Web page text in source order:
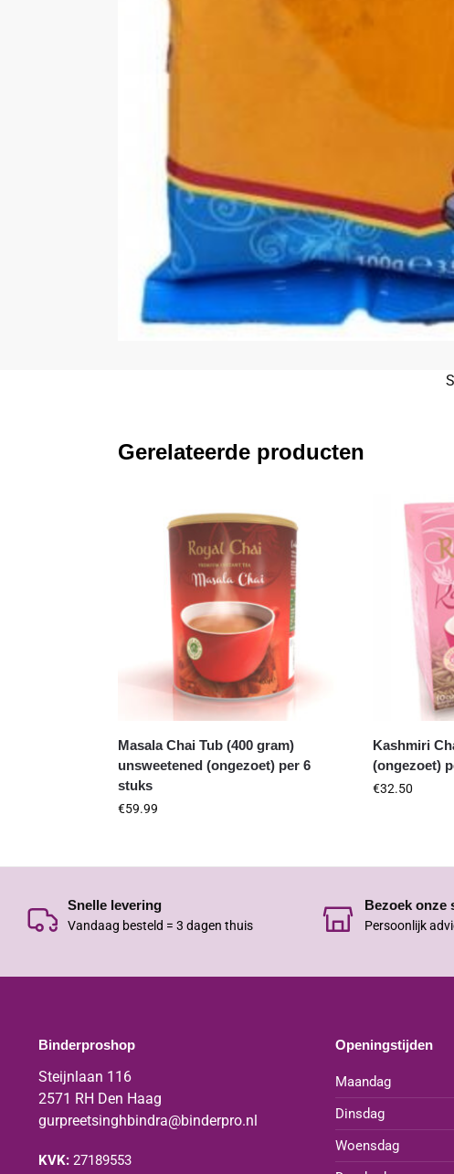
Gerelateerde producten
Masala Chai Tub (400 gram)
unsweetened (ongezoet) per 6
stuks
€59.99
Kashmiri
(ongezoet)
€32.50
Snelle levering
Vandaag besteld = 3 dagen thuis
Bezoek onze
Persoonlijk
Binderproshop
Steijnlaan 116
2571 RH Den Haag
gurpreetsinghbindra@binderpro.nl
KVK:27189553
Openingstijden
Maandag
Dinsdag
Woensdag